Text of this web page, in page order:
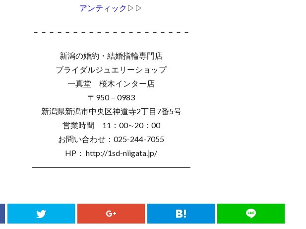
アンティック ▷▷
－－－－－－－－－－－－－－－－－－－－
新潟の婚約・結婚指輪専門店
ブライダルジュエリーショップ
一真堂 桜木インター店
〒950－0983
新潟県新潟市中央区神道寺2丁目7番5号
営業時間 11：00∼20：00
お問い合わせ：025-244-7055
HP： http://1sd-niigata.jp/
――――――――――――――――――――